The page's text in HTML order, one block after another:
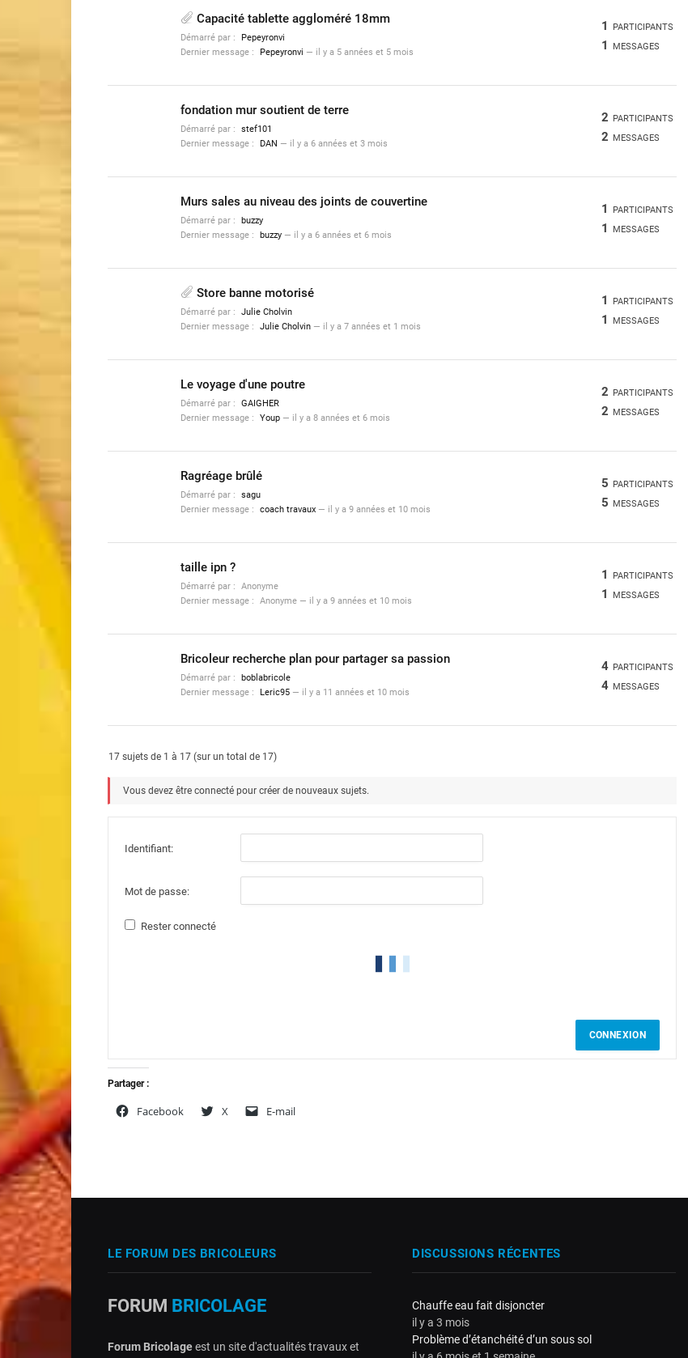
Capacité tablette aggloméré 18mm
Démarré par :
Pepeyronvi
Dernier message :
Pepeyronvi — il y a 5 années et 5 mois
1 PARTICIPANTS
1 MESSAGES
fondation mur soutient de terre
Démarré par :
stef101
Dernier message :
DAN — il y a 6 années et 3 mois
2 PARTICIPANTS
2 MESSAGES
Murs sales au niveau des joints de couvertine
Démarré par :
buzzy
Dernier message :
buzzy — il y a 6 années et 6 mois
1 PARTICIPANTS
1 MESSAGES
Store banne motorisé
Démarré par :
Julie Cholvin
Dernier message :
Julie Cholvin — il y a 7 années et 1 mois
1 PARTICIPANTS
1 MESSAGES
Le voyage d'une poutre
Démarré par :
GAIGHER
Dernier message :
Youp — il y a 8 années et 6 mois
2 PARTICIPANTS
2 MESSAGES
Ragréage brûlé
Démarré par :
sagu
Dernier message :
coach travaux — il y a 9 années et 10 mois
5 PARTICIPANTS
5 MESSAGES
taille ipn ?
Démarré par :
Anonyme
Dernier message :
Anonyme — il y a 9 années et 10 mois
1 PARTICIPANTS
1 MESSAGES
Bricoleur recherche plan pour partager sa passion
Démarré par :
boblabricole
Dernier message :
Leric95 — il y a 11 années et 10 mois
4 PARTICIPANTS
4 MESSAGES
17 sujets de 1 à 17 (sur un total de 17)
Vous devez être connecté pour créer de nouveaux sujets.
Identifiant:
Mot de passe:
Rester connecté
CONNEXION
Partager :
Facebook X E-mail
LE FORUM DES BRICOLEURS
FORUM BRICOLAGE
Forum Bricolageest un site d'actualités travaux et
DISCUSSIONS RÉCENTES
Chauffe eau fait disjoncter
il y a 3 mois
Problème d’étanchéité d’un sous sol